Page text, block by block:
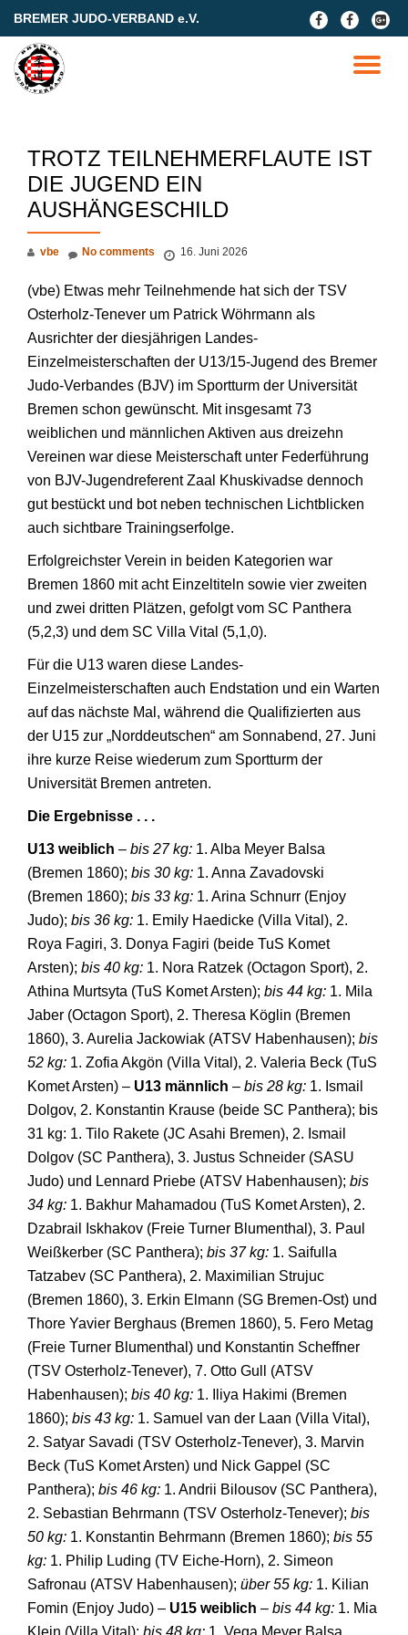
content
BREMER JUDO-VERBAND e.V.
fa-
facebook
fa-
facebook
fa-
google-
plus-
square
TROTZ TEILNEHMERFLAUTE IST
DIE JUGEND EIN
AUSHÄNGESCHILD
vbe 16. Juni 2026
No comments
(vbe) Etwas mehr Teilnehmende hat sich der TSV
Osterholz-Tenever um Patrick Wöhrmann als
Ausrichter der diesjährigen Landes-
Einzelmeisterschaften der U13/15-Jugend des Bremer
Judo-Verbandes (BJV) im Sportturm der Universität
Bremen schon gewünscht. Mit insgesamt 73
weiblichen und männlichen Aktiven aus dreizehn
Vereinen war diese Meisterschaft unter Federführung
von BJV-Jugendreferent Zaal Khuskivadse dennoch
gut bestückt und bot neben technischen Lichtblicken
auch sichtbare Trainingserfolge.
Erfolgreichster Verein in beiden Kategorien war
Bremen 1860 mit acht Einzeltiteln sowie vier zweiten
und zwei dritten Plätzen, gefolgt vom SC Panthera
(5,2,3) und dem SC Villa Vital (5,1,0).
Für die U13 waren diese Landes-
Einzelmeisterschaften auch Endstation und ein Warten
auf das nächste Mal, während die Qualifizierten aus
der U15 zur „Norddeutschen“ am Sonnabend, 27. Juni
ihre kurze Reise wiederum zum Sportturm der
Universität Bremen antreten.
Die Ergebnisse . . .
U13 weiblich – bis 27 kg: 1. Alba Meyer Balsa
(Bremen 1860); bis 30 kg: 1. Anna Zavadovski
(Bremen 1860); bis 33 kg: 1. Arina Schnurr (Enjoy
Judo); bis 36 kg: 1. Emily Haedicke (Villa Vital), 2.
Roya Fagiri, 3. Donya Fagiri (beide TuS Komet
Arsten); bis 40 kg: 1. Nora Ratzek (Octagon Sport), 2.
Athina Murtsyta (TuS Komet Arsten); bis 44 kg: 1. Mila
Jaber (Octagon Sport), 2. Theresa Köglin (Bremen
1860), 3. Aurelia Jackowiak (ATSV Habenhausen); bis
52 kg: 1. Zofia Akgön (Villa Vital), 2. Valeria Beck (TuS
Komet Arsten) – U13 männlich – bis 28 kg: 1. Ismail
Dolgov, 2. Konstantin Krause (beide SC Panthera); bis
31 kg: 1. Tilo Rakete (JC Asahi Bremen), 2. Ismail
Dolgov (SC Panthera), 3. Justus Schneider (SASU
Judo) und Lennard Priebe (ATSV Habenhausen); bis
34 kg: 1. Bakhur Mahamadou (TuS Komet Arsten), 2.
Dzabrail Iskhakov (Freie Turner Blumenthal), 3. Paul
Weißkerber (SC Panthera); bis 37 kg: 1. Saifulla
Tatzabev (SC Panthera), 2. Maximilian Strujuc
(Bremen 1860), 3. Erkin Elmann (SG Bremen-Ost) und
Thore Yavier Berghaus (Bremen 1860), 5. Fero Metag
(Freie Turner Blumenthal) und Konstantin Scheffner
(TSV Osterholz-Tenever), 7. Otto Gull (ATSV
Habenhausen); bis 40 kg: 1. Iliya Hakimi (Bremen
1860); bis 43 kg: 1. Samuel van der Laan (Villa Vital),
2. Satyar Savadi (TSV Osterholz-Tenever), 3. Marvin
Beck (TuS Komet Arsten) und Nick Gappel (SC
Panthera); bis 46 kg: 1. Andrii Bilousov (SC Panthera),
2. Sebastian Behrmann (TSV Osterholz-Tenever); bis
50 kg: 1. Konstantin Behrmann (Bremen 1860); bis 55
kg: 1. Philip Luding (TV Eiche-Horn), 2. Simeon
Safronau (ATSV Habenhausen); über 55 kg: 1. Kilian
Fomin (Enjoy Judo) – U15 weiblich – bis 44 kg: 1. Mia
Klein (Villa Vital); bis 48 kg: 1. Vega Meyer Balsa